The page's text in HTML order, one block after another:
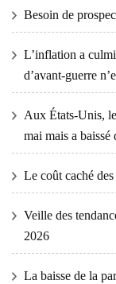
Besoin de
L’inflation a
d’avant-guerre
Aux États-Unis,
mai mais a baissé
Le coût caché
Veille des
2026
La baisse de la